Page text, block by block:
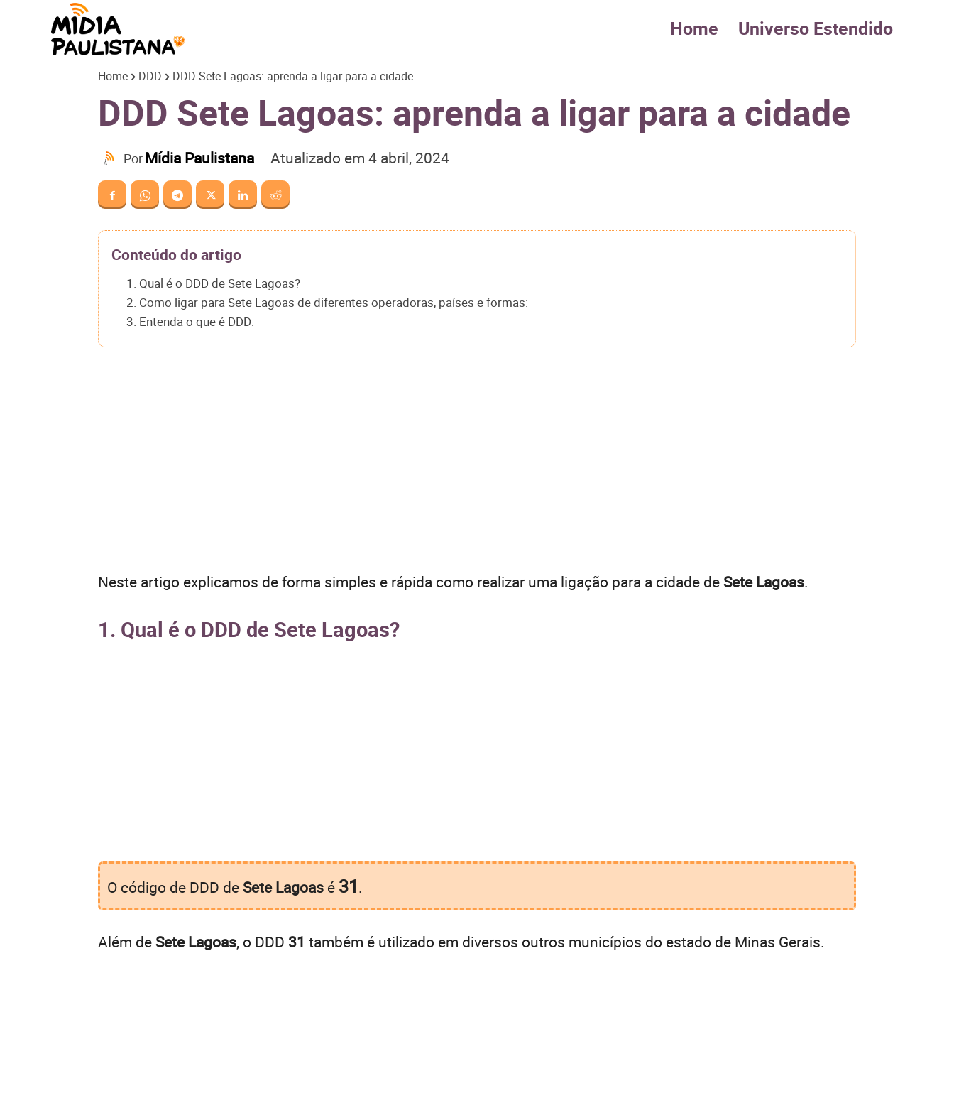
Paulistana
Home Universo Estendido
Home DDD DDD Sete Lagoas: aprenda a ligar para a cidade
DDD Sete Lagoas: aprenda a ligar para a cidade
PorMídia Paulistana Atualizado em 4 abril, 2024
Conteúdo do artigo
1. Qual é o DDD de Sete Lagoas?
2. Como ligar para Sete Lagoas de diferentes operadoras, países e formas:
3. Entenda o que é DDD:
Neste artigo explicamos de forma simples e rápida como realizar uma ligação para a cidade de Sete Lagoas.
1. Qual é o DDD de Sete Lagoas?
O código de DDD de Sete Lagoas é 31.
Além de Sete Lagoas, o DDD 31 também é utilizado em diversos outros municípios do estado de Minas Gerais.